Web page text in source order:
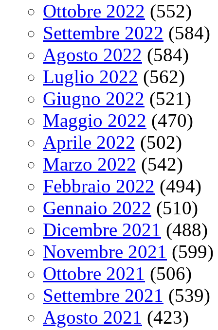
Ottobre 2022 (552)
Settembre 2022 (584)
Agosto 2022 (584)
Luglio 2022 (562)
Giugno 2022 (521)
Maggio 2022 (470)
Aprile 2022 (502)
Marzo 2022 (542)
Febbraio 2022 (494)
Gennaio 2022 (510)
Dicembre 2021 (488)
Novembre 2021 (599)
Ottobre 2021 (506)
Settembre 2021 (539)
Agosto 2021 (423)